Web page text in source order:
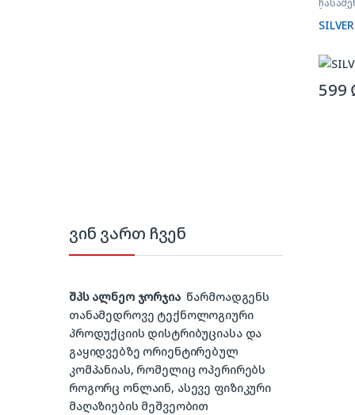
599
ვინ ვართ ჩვენ
შპს ალნეო ჯორჯია წარმოადგენს
თანამედროვე ტექნოლოგიური
პროდუქციის დისტრიბუციასა და
გაყიდვებზე ორიენტირებულ
კომპანიას, რომელიც ოპერირებს
როგორც ონლაინ, ასევე ფიზიკური
მაღაზიების მეშვეობით